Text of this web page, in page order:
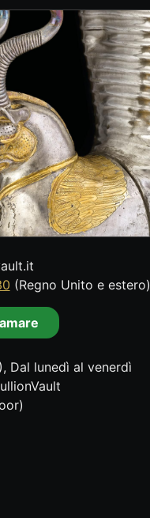
(Regno Unito e estero)
Dal lunedì al venerdì